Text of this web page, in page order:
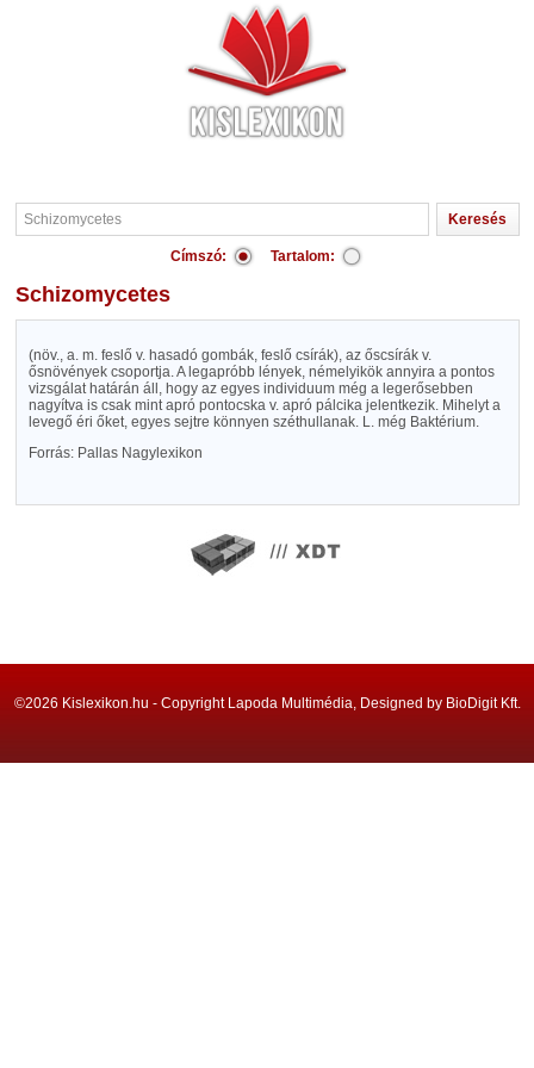
Címszó: Tartalom:
Schizomycetes
(növ., a. m. feslő v. hasadó gombák, feslő csírák), az őscsírák v.
ősnövények csoportja. A legapróbb lények, némelyikök annyira a pontos
vizsgálat határán áll, hogy az egyes individuum még a legerősebben
nagyítva is csak mint apró pontocska v. apró pálcika jelentkezik. Mihelyt a
levegő éri őket, egyes sejtre könnyen széthullanak. L. még Baktérium.
Forrás: Pallas Nagylexikon
©2026 Kislexikon.hu - Copyright Lapoda Multimédia, Designed by BioDigit Kft.